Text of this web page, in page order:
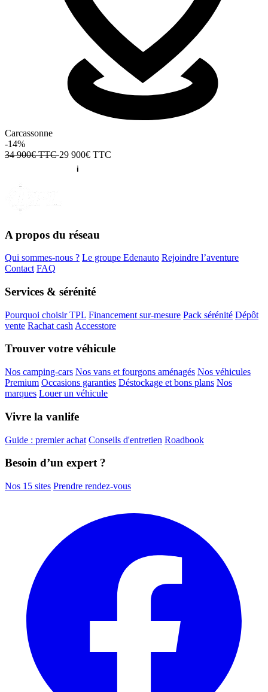
Carcassonne
-14%
34 900€ TTC29 900€ TTC
A propos du réseau
Qui sommes-nous ? Le groupe Edenauto Rejoindre l’aventure
Contact FAQ
Services & sérénité
Pourquoi choisir TPL Financement sur-mesure Pack sérénité Dépôt
vente Rachat cash Accesstore
Trouver votre véhicule
Nos camping-cars Nos vans et fourgons aménagés Nos véhicules
Premium Occasions garanties Déstockage et bons plans Nos
marques Louer un véhicule
Vivre la vanlife
Guide : premier achat Conseils d'entretien Roadbook
Besoin d’un expert ?
Nos 15 sites Prendre rendez-vous